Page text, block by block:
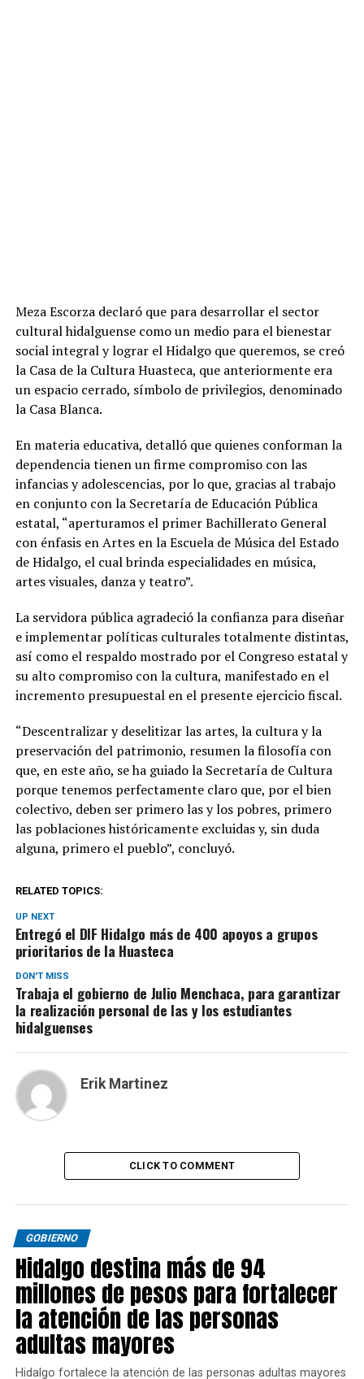
Meza Escorza declaró que para desarrollar el sector
cultural hidalguense como un medio para el bienestar
social integral y lograr el Hidalgo que queremos, se creó
la Casa de la Cultura Huasteca, que anteriormente era
un espacio cerrado, símbolo de privilegios, denominado
la Casa Blanca.
En materia educativa, detalló que quienes conforman la
dependencia tienen un firme compromiso con las
infancias y adolescencias, por lo que, gracias al trabajo
en conjunto con la Secretaría de Educación Pública
estatal, “aperturamos el primer Bachillerato General
con énfasis en Artes en la Escuela de Música del Estado
de Hidalgo, el cual brinda especialidades en música,
artes visuales, danza y teatro”.
La servidora pública agradeció la confianza para diseñar
e implementar políticas culturales totalmente distintas,
así como el respaldo mostrado por el Congreso estatal y
su alto compromiso con la cultura, manifestado en el
incremento presupuestal en el presente ejercicio fiscal.
“Descentralizar y deselitizar las artes, la cultura y la
preservación del patrimonio, resumen la filosofía con
que, en este año, se ha guiado la Secretaría de Cultura
porque tenemos perfectamente claro que, por el bien
colectivo, deben ser primero las y los pobres, primero
las poblaciones históricamente excluidas y, sin duda
alguna, primero el pueblo”, concluyó.
RELATED TOPICS:
UP NEXT
Entregó el DIF Hidalgo más de 400 apoyos a grupos
prioritarios de la Huasteca
DON'T MISS
Trabaja el gobierno de Julio Menchaca, para garantizar
la realización personal de las y los estudiantes
hidalguenses
Erik Martinez
CLICK TO COMMENT
GOBIERNO
Hidalgo destina más de 94
millones de pesos para fortalecer
la atención de las personas
adultas mayores
Hidalgo fortalece la atención de las personas adultas mayores